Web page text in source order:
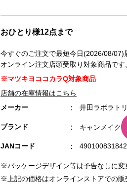
おひとり様12点まで
今すぐのご注文で最短今日(2026/08/07)
オンライン注文店頭受取り対象商品です
※マツキヨココカラQ対象商品
店舗の在庫情報はこちら
メーカー 井田ラボラト
ブランド キャンメイク
JANコード
※パッケージデザイン等は予告なしに変
※上記の価格はオンラインストアでの販